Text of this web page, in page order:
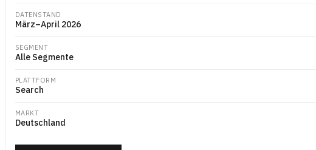
DATENSTAND
März–April 2026
SEGMENT
Alle Segmente
PLATTFORM
Search
MARKT
Deutschland